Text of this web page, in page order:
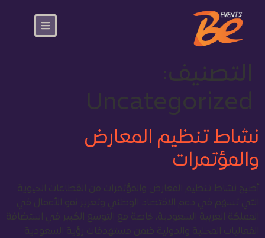
التصنيف:
Uncategorized
نشاط تنظيم المعارض
والمؤتمرات
أصبح نشاط تنظيم المعارض والمؤتمرات من القطاعات الحيوية
التي تسهم في دعم الاقتصاد الوطني وتعزيز نمو الأعمال في
المملكة العربية السعودية، خاصة مع التوسع الكبير في استضافة
الفعاليات المحلية والدولية ضمن مستهدفات رؤية السعودية